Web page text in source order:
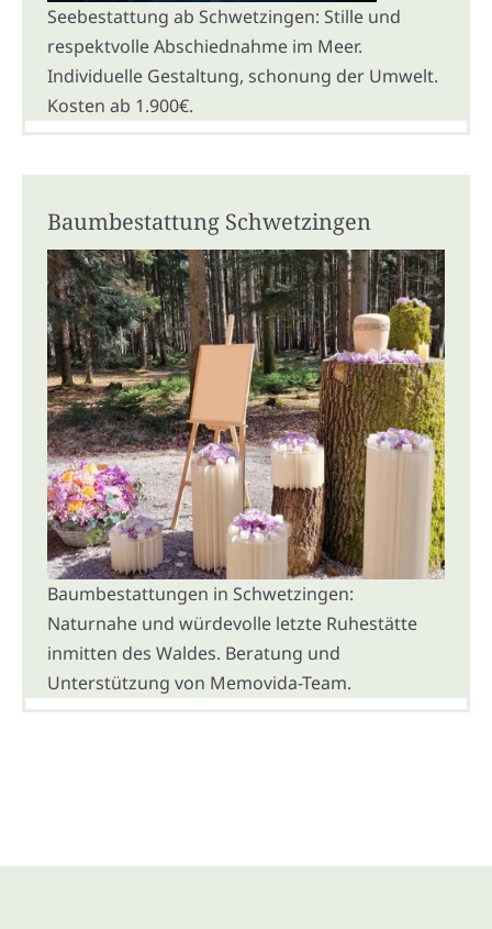
Seebestattung ab Schwetzingen: Stille und
respektvolle Abschiednahme im Meer.
Individuelle Gestaltung, schonung der Umwelt.
Kosten ab 1.900€.
Baumbestattung Schwetzingen
Baumbestattungen in Schwetzingen:
Naturnahe und würdevolle letzte Ruhestätte
inmitten des Waldes. Beratung und
Unterstützung von Memovida-Team.